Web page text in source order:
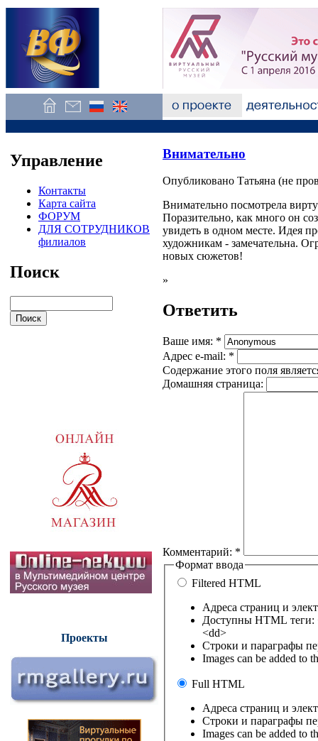
Управление
Контакты
Карта сайта
ФОРУМ
ДЛЯ СОТРУДНИКОВ
филиалов
Поиск
Проекты
Внимательно
Опубликовано Татьяна (не
Внимательно посмотрела
Поразительно, как много он
увидеть в одном месте. Идея
художникам - замечательна.
новых сюжетов!
»
Ответить
Ваше имя: *
Адрес e-mail: *
Содержание этого поля
Домашняя страница:
Комментарий: *
Формат ввода
Filtered HTML
Адреса страниц и
Доступны HTML теги:
<dd>
Строки и параграфы
Images can be added to
Full HTML
Адреса страниц и
Строки и параграфы
Images can be added to